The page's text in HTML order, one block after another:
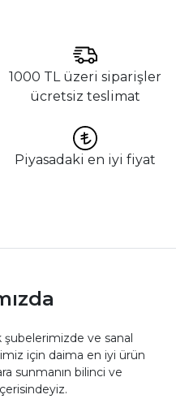
1000 TL üzeri siparişler
ücretsiz teslimat
Piyasadaki en iyi fiyat
şubelerimizde ve sanal
için daima en iyi ürün
sunmanın bilinci ve